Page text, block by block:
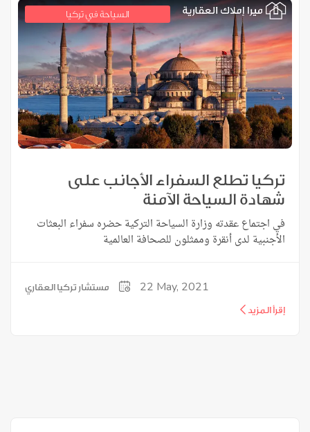
السياحة في تركيا
تركيا تطلع السفراء الأجانب على
شهادة السياحة الآمنة
في اجتماع عقدته وزارة السياحة التركية حضره سفراء البعثات
الأجنبية لدى أنقرة وممثلون للصحافة العالمية
مستشار تركيا العقاري 22 May, 2021
إقرأ المزيد